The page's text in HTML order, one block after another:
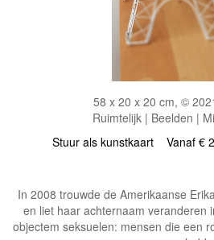
58 x 20 x 20 cm, ©
Ruimtelijk | Beelden |
Stuur als kunstkaart Vanaf €
In 2008 trouwde de Amerikaanse
en liet haar achternaam veranderen
objectem seksuelen: mensen die een